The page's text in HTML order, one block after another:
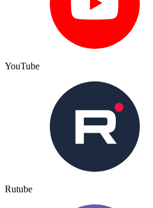
YouTube
Rutube